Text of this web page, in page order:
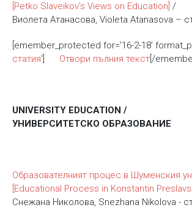
[Petko Slaveikov’s Views on Education] /
Виолета Атанасова, Violeta Atanasova –
[emember_protected for='16-2-18'
статия'] Отвори пълния текст[/
UNIVERSITY EDUCATION /
УНИВЕРСИТЕТСКО ОБРАЗОВАНИЕ
Образователният процес в Шуменския
[Educational Process in Konstantin
Снежана Николова, Snezhana Nikolova -